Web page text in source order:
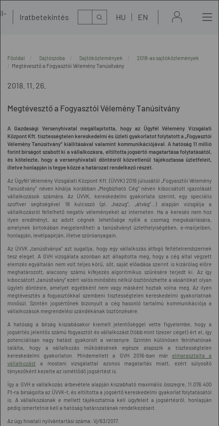
Iratbetekintés Kereső HU EN
Főoldal Sajtószoba Sajtóközlemények
2018-as sajtóközlemények
Megtévesztő a Fogyasztói Vélemény Tanúsítvány
2018. 11. 26.
Megtévesztő a Fogyasztói Vélemény Tanúsítvány
A Gazdasági Versenyhivatal megállapította, hogy az Ügyfél Vélemény Vizsgálati
Központ Kft. tisztességtelen kereskedelmi és üzleti gyakorlatot folytatott a „Fogyasztói
Vélemény Tanúsítvány” kiállításával valamint kommunikációjával. A hatóság 11 millió
forint bírságot szabott ki a vállalkozásra, eltiltotta jogsértő magatartása folytatásától,
és kötelezte, hogy a versenyhivatali döntésről közvetlenül tájékoztassa üzletfeleit,
illetve honlapján is tegye közzé a határozat rendelkező részét.
Az Ügyfél Vélemény Vizsgálati Központ Kft. (ÜVVK) 2016 júliusától „Fogyasztói Vélemény
Tanúsítvány” néven kínálja korábban „Megbízható Cég” néven kibocsátott igazolását
vállalkozások számára. Az ÜVVK, kereskedelmi gyakorlata szerint, egy speciális
szoftver segítségével 18 kulcsszó (pl. „hazug”, „átvág”…) alapján vizsgálja a
vállalkozásról fellelhető negatív véleményeket az interneten. Ha a keresés nem hoz
ilyen eredményt, az adott cégnek lehetősége nyílik a csomag megvásárlására,
amelynek birtokában megjelenítheti a tanúsítványt üzlethelyiségében, e-mailjeiben,
honlapján, levélpapírján, illetve szóróanyagain.
Az ÜVVK „tanúsítványa” azt sugallja, hogy egy vállalkozás átfogó feltételrendszernek
tesz eleget. A GVH vizsgálata azonban azt állapította meg, hogy a cég által végzett
elemzés egyáltalán nem volt teljes körű, sőt, saját előadása szerint is kizárólag előre
meghatározott, alacsony számú kifejezés algoritmikus szűrésére terjedt ki. Az így
kibocsátott „tanúsítvány” ezért valós minősítés nélkül ösztönözhette a vásárlókat olyan
ügyleti döntésre, amelyet egyébként nem vagy másként hoztak volna meg. Az ilyen
megtévesztés a fogyasztókkal szembeni tisztességtelen kereskedelmi gyakorlatnak
minősül. Szintén jogsértőnek bizonyult a cég hasonló tartalmú kommunikációja a
vállalkozások megrendelési szándékának ösztönzésére.
A hatóság a bírság kiszabásakor kiemelt jelentőséggel vette figyelembe, hogy a
jogsértés jelentős számú fogyasztót és vállalkozást (több mint tízezer céget) ért el, így
potenciálisan nagy hatást gyakorolt a versenyre. Szintén különösen felróhatónak
találta, hogy a vállalkozás működésének egésze alapszik a tisztességtelen
kereskedelmi gyakorlaton. Mindemellett a GVH 2016-ban már elmarasztalta a
vállalkozást a mostani vizsgálattal azonos magatartás miatt, ezért súlyosító
tényezőként kezelte az ismétlődő jogsértést is.
Így a GVH a vállalkozás árbevétele alapján kiszabható maximális összegre, 11.076.400
Ft-ra bírságolta az ÜVVK-t, és eltiltotta a jogsértő kereskedelmi gyakorlat folytatásától
is. A vállalkozásnak e mellett tájékoztatnia kell ügyfeleit a jogsértésről, honlapján
pedig ismertetnie kell a hatóság határozatának rendelkezéseit.
Az ügy hivatali nyilvántartási száma: Vj/63/2017.